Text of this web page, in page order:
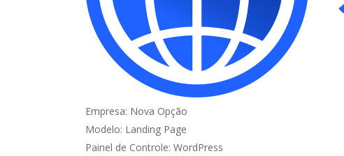
Home» Site Nova Opção
Detalhes do Cliente:
Empresa: Nova Opção
Modelo: Landing Page
Painel de Controle: WordPress